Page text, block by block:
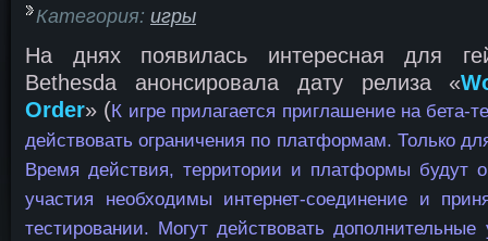
Категория: игры
На днях появилась интересная для
Bethesda анонсировала дату релиза «
Order» (К игре прилагается приглашение на бета-
действовать ограничения по платформам. Только
Время действия, территории и платформы будут
участия необходимы интернет-соединение и
тестировании. Могут действовать